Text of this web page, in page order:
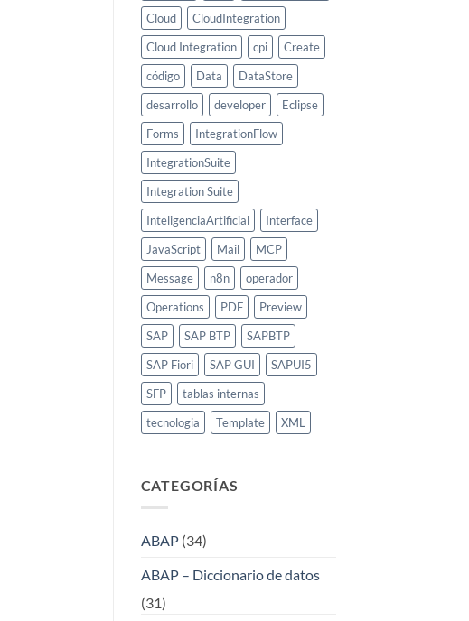
Cloud
CloudIntegration
Cloud Integration
cpi
Create
código
Data
DataStore
desarrollo
developer
Eclipse
Forms
IntegrationFlow
IntegrationSuite
Integration Suite
InteligenciaArtificial
Interface
JavaScript
Mail
MCP
Message
n8n
operador
Operations
PDF
Preview
SAP
SAP BTP
SAPBTP
SAP Fiori
SAP GUI
SAPUI5
SFP
tablas internas
tecnologia
Template XML
CATEGORÍAS
ABAP(34)
ABAP – Diccionario de datos
(31)